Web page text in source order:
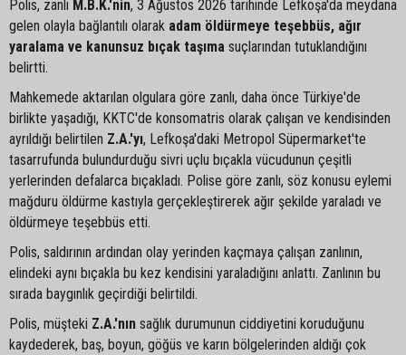
Polis, zanlı M.B.K.'nin, 3 Ağustos 2026 tarihinde Lefkoşa'da meydana
gelen olayla bağlantılı olarak adam öldürmeye teşebbüs, ağır
yaralama ve kanunsuz bıçak taşıma suçlarından tutuklandığını
belirtti.
Mahkemede aktarılan olgulara göre zanlı, daha önce Türkiye'de
birlikte yaşadığı, KKTC'de konsomatris olarak çalışan ve kendisinden
ayrıldığı belirtilen Z.A.'yı, Lefkoşa'daki Metropol Süpermarket'te
tasarrufunda bulundurduğu sivri uçlu bıçakla vücudunun çeşitli
yerlerinden defalarca bıçakladı. Polise göre zanlı, söz konusu eylemi
mağduru öldürme kastıyla gerçekleştirerek ağır şekilde yaraladı ve
öldürmeye teşebbüs etti.
Polis, saldırının ardından olay yerinden kaçmaya çalışan zanlının,
elindeki aynı bıçakla bu kez kendisini yaraladığını anlattı. Zanlının bu
sırada baygınlık geçirdiği belirtildi.
Polis, müşteki Z.A.'nın sağlık durumunun ciddiyetini koruduğunu
kaydederek, baş, boyun, göğüs ve karın bölgelerinden aldığı çok